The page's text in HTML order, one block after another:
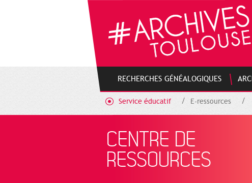
RECHERCHES GÉNÉALOGIQUES
Service éducatif E-ressources
CENTRE DE
RESSOURCES
Gestion de vos préférences sur les cookies